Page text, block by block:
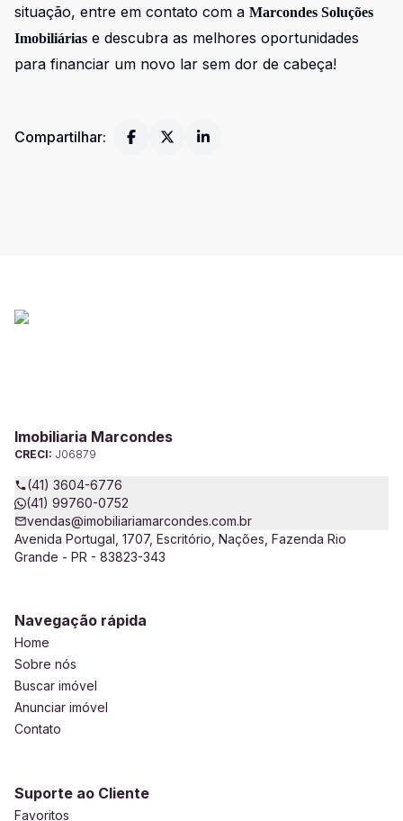
situação, entre em contato com a Marcondes Soluções
Imobiliárias e descubra as melhores oportunidades
para financiar um novo lar sem dor de cabeça!
Compartilhar:
Imobiliaria Marcondes
CRECI: J06879
(41) 3604-6776
(41) 99760-0752
vendas@imobiliariamarcondes.com.br
Avenida Portugal, 1707, Escritório, Nações, Fazenda Rio
Grande - PR - 83823-343
Navegação rápida
Home
Sobre nós
Buscar imóvel
Anunciar imóvel
Contato
Suporte ao Cliente
Favoritos